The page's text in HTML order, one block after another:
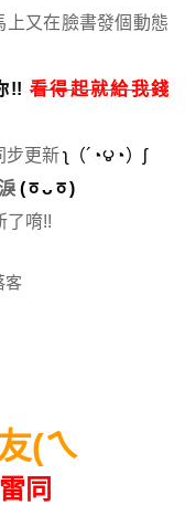
上又在臉書發個動態
!! 看得起就給我錢
步更新ʅ（´◔౪◔）ʃ
(ㆆᴗㆆ)
了唷!!
客
(ㄟ
同